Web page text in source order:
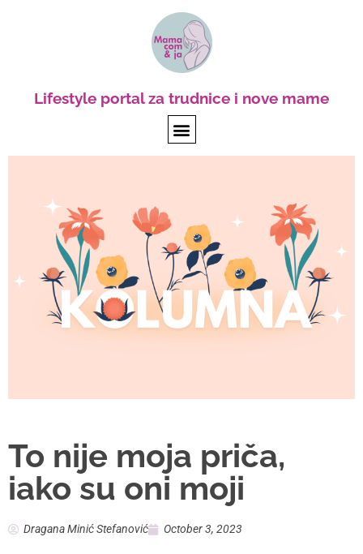
Lifestyle portal za trudnice i nove mame
To nije moja priča,
iako su oni moji
Dragana Minić Stefanović October 3, 2023